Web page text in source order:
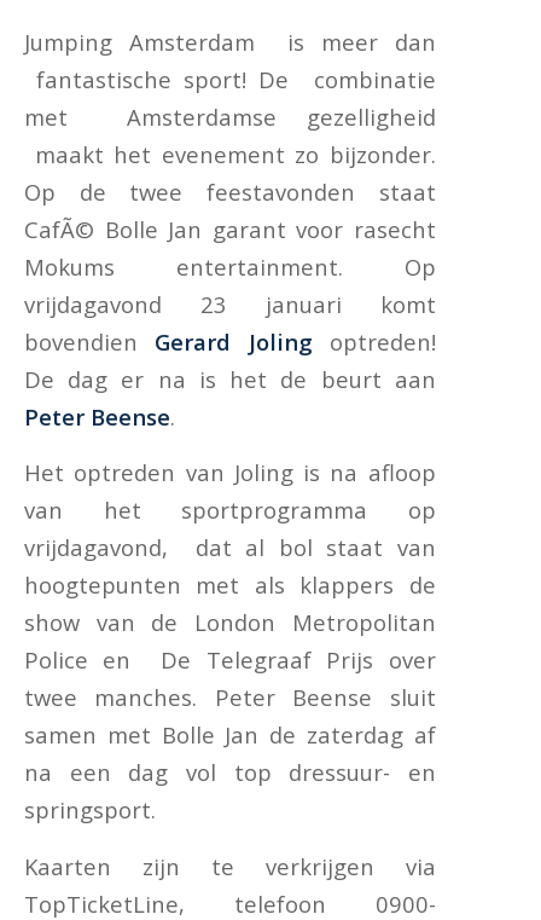
Jumping Amsterdam is meer dan
fantastische sport! De combinatie
met Amsterdamse gezelligheid
maakt het evenement zo bijzonder.
Op de twee feestavonden staat
CafÃ© Bolle Jan garant voor rasecht
Mokums entertainment. Op
vrijdagavond 23 januari komt
bovendien Gerard Joling optreden!
De dag er na is het de beurt aan
Peter Beense.
Het optreden van Joling is na afloop
van het sportprogramma op
vrijdagavond, dat al bol staat van
hoogtepunten met als klappers de
show van de London Metropolitan
Police en De Telegraaf Prijs over
twee manches. Peter Beense sluit
samen met Bolle Jan de zaterdag af
na een dag vol top dressuur- en
springsport.
Kaarten zijn te verkrijgen via
TopTicketLine, telefoon 0900-